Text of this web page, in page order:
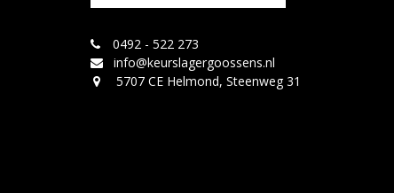
0492 - 522 273
info@keurslagergoossens.nl
5707 CE Helmond, Steenweg 31